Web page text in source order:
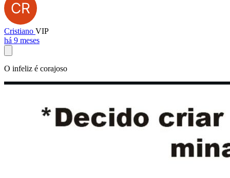
Cristiano VIP
há 9 meses
O infeliz é corajoso